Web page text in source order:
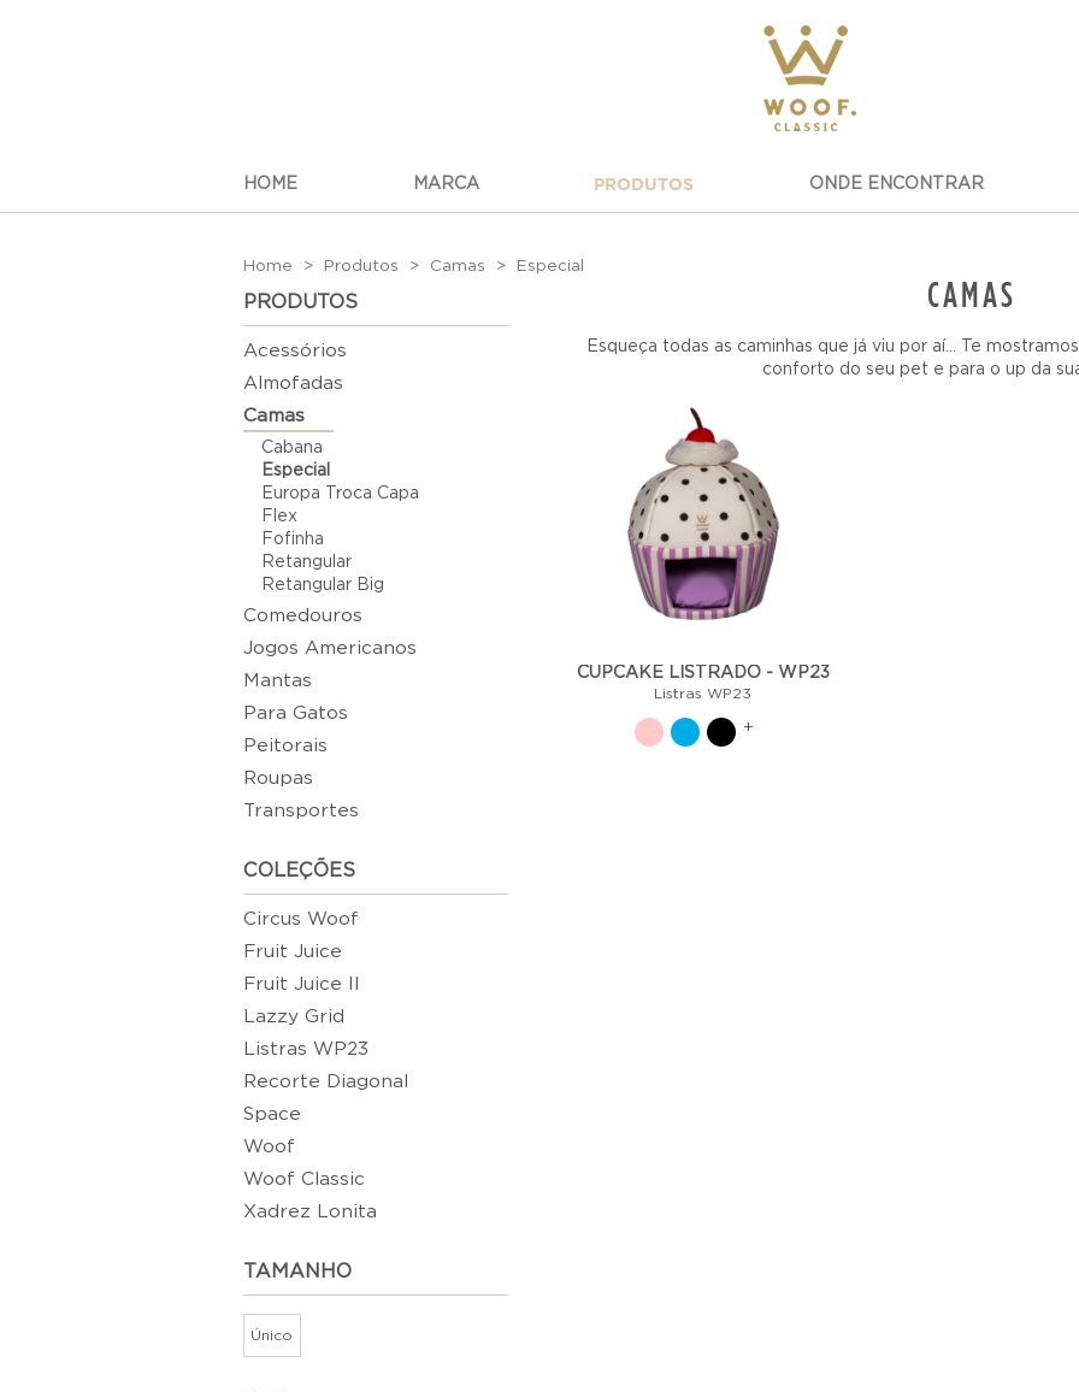
HOME MARCA PRODUTOS ONDE ENCONTRAR
Home Produtos Camas Especial
PRODUTOS
Acessórios
Almofadas
Camas
Cabana
Especial
Europa Troca Capa
Flex
Fofinha
Retangular
Retangular Big
Comedouros
Jogos Americanos
Mantas
Para Gatos
Peitorais
Roupas
Transportes
COLEÇÕES
Circus Woof
Fruit Juice
Fruit Juice II
Lazzy Grid
Listras WP23
Recorte Diagonal
Space
Woof
Woof Classic
Xadrez Lonita
TAMANHO
Único
CAMAS
Esqueça todas as caminhas que já viu por aí... Te
conforto do seu pet e para o up da
CUPCAKE LISTRADO - WP23
Listras WP23
+